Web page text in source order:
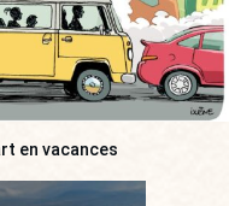
en vacances